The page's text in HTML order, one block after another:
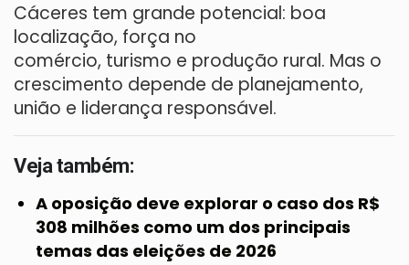
Cáceres tem grande potencial: boa
localização, força no
comércio, turismo e produção rural. Mas o
crescimento depende de planejamento,
união e liderança responsável.
Veja também:
A oposição deve explorar o caso dos R$
308 milhões como um dos principais
temas das eleições de 2026